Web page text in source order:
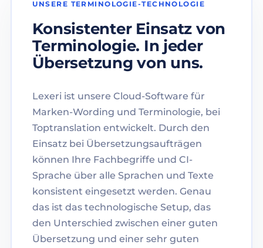
UNSERE TERMINOLOGIE-TECHNOLOGIE
Konsistenter Einsatz von
Terminologie. In jeder
Übersetzung von uns.
Lexeri ist unsere Cloud-Software für
Marken-Wording und Terminologie, bei
Toptranslation entwickelt. Durch den
Einsatz bei Übersetzungsaufträgen
können Ihre Fachbegriffe und CI-
Sprache über alle Sprachen und Texte
konsistent eingesetzt werden. Genau
das ist das technologische Setup, das
den Unterschied zwischen einer guten
Übersetzung und einer sehr guten